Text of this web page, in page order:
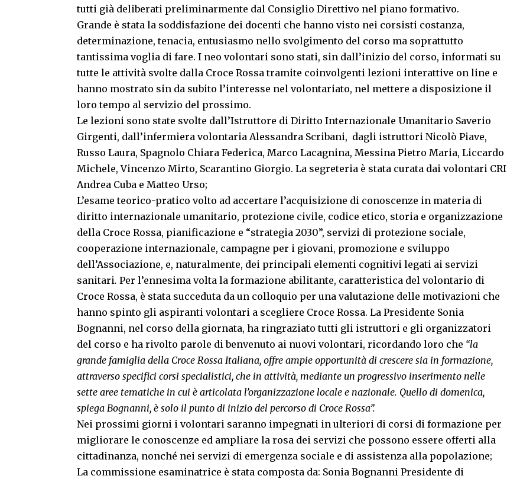
tutti già deliberati preliminarmente dal Consiglio Direttivo nel piano formativo.
Grande è stata la soddisfazione dei docenti che hanno visto nei corsisti costanza,
determinazione, tenacia, entusiasmo nello svolgimento del corso ma soprattutto
tantissima voglia di fare. I neo volontari sono stati, sin dall’inizio del corso, informati su
tutte le attività svolte dalla Croce Rossa tramite coinvolgenti lezioni interattive on line e
hanno mostrato sin da subito l’interesse nel volontariato, nel mettere a disposizione il
loro tempo al servizio del prossimo.
Le lezioni sono state svolte dall’Istruttore di Diritto Internazionale Umanitario Saverio
Girgenti, dall’infermiera volontaria Alessandra Scribani, dagli istruttori Nicolò Piave,
Russo Laura, Spagnolo Chiara Federica, Marco Lacagnina, Messina Pietro Maria, Liccardo
Michele, Vincenzo Mirto, Scarantino Giorgio. La segreteria è stata curata dai volontari CRI
Andrea Cuba e Matteo Urso;
L’esame teorico-pratico volto ad accertare l’acquisizione di conoscenze in materia di
diritto internazionale umanitario, protezione civile, codice etico, storia e organizzazione
della Croce Rossa, pianificazione e “strategia 2030”, servizi di protezione sociale,
cooperazione internazionale, campagne per i giovani, promozione e sviluppo
dell’Associazione, e, naturalmente, dei principali elementi cognitivi legati ai servizi
sanitari. Per l’ennesima volta la formazione abilitante, caratteristica del volontario di
Croce Rossa, è stata succeduta da un colloquio per una valutazione delle motivazioni che
hanno spinto gli aspiranti volontari a scegliere Croce Rossa. La Presidente Sonia
Bognanni, nel corso della giornata, ha ringraziato tutti gli istruttori e gli organizzatori
del corso e ha rivolto parole di benvenuto ai nuovi volontari, ricordando loro che “la
grande famiglia della Croce Rossa Italiana, offre ampie opportunità di crescere sia in formazione,
attraverso specifici corsi specialistici, che in attività, mediante un progressivo inserimento nelle
sette aree tematiche in cui è articolata l’organizzazione locale e nazionale. Quello di domenica,
spiega Bognanni, è solo il punto di inizio del percorso di Croce Rossa”.
Nei prossimi giorni i volontari saranno impegnati in ulteriori di corsi di formazione per
migliorare le conoscenze ed ampliare la rosa dei servizi che possono essere offerti alla
cittadinanza, nonché nei servizi di emergenza sociale e di assistenza alla popolazione;
La commissione esaminatrice è stata composta da: Sonia Bognanni Presidente di